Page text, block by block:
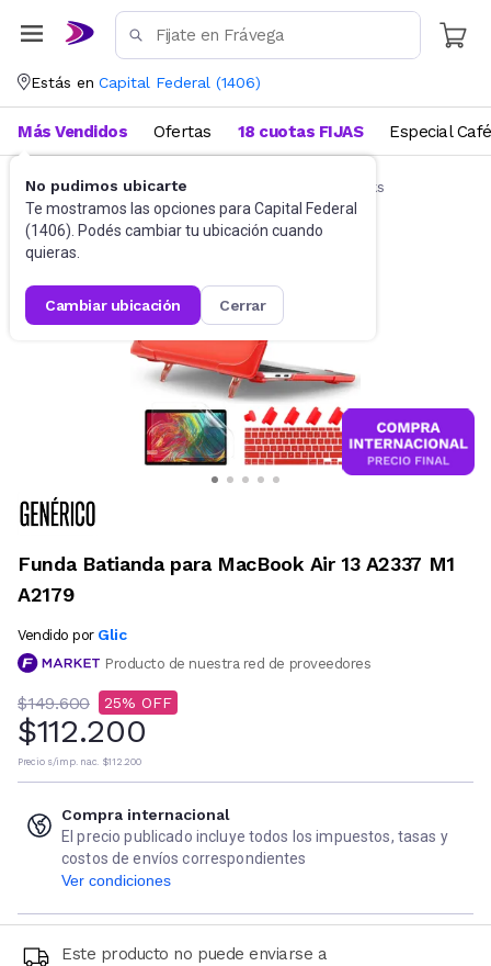
Estás en Capital Federal (1406)
No pudimos ubicarte
Te mostramos las opciones para Capital Federal
(1406). Podés cambiar tu ubicación cuando
quieras.
cambiar ubicación cerrar
Más Vendidos Ofertas 18 cuotas FIJAS Especial Café
Accesorios de Informática Funda Notebooks
Funda Batianda para MacBook Air 13 A2337 M1
A2179
Vendido por Glic
Producto de nuestra red de proveedores
$149.600 25
$112.200
Precio s/imp. nac. $112.200
Compra internacional
El precio publicado incluye todos los impuestos, tasas y
costos de envíos correspondientes
Ver condiciones
Este producto no puede enviarse a